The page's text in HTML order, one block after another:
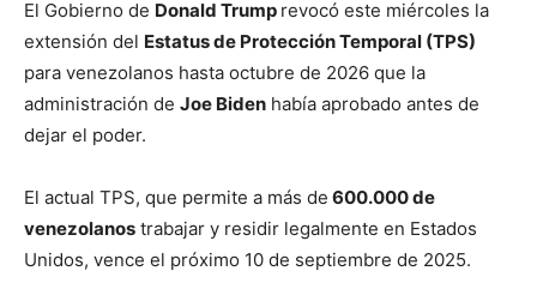
El Gobierno de Donald Trump revocó este miércoles la
extensión del Estatus de Protección Temporal (TPS)
para venezolanos hasta octubre de 2026 que la
administración de Joe Biden había aprobado antes de
dejar el poder.
El actual TPS, que permite a más de 600.000 de
venezolanos trabajar y residir legalmente en Estados
Unidos, vence el próximo 10 de septiembre de 2025.